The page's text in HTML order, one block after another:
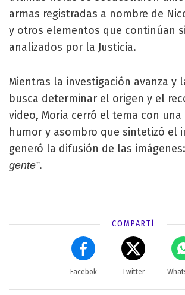
armas registradas a nombre de
y otros elementos que continúan
analizados por la Justicia.
Mientras la investigación avanza y
busca determinar el origen y el
video, Moria cerró el tema con una
humor y asombro que sintetizó el
generó la difusión de las imágenes:
gente”.
COMPARTÍ
Facebok Twitter